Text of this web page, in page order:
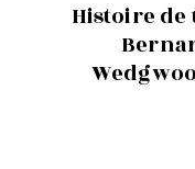
Histoire de